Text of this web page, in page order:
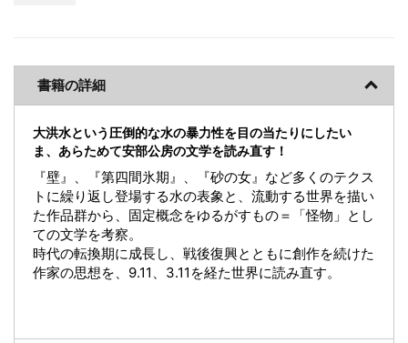
書籍の詳細
大洪水という圧倒的な水の暴力性を目の当たりにしたい
ま、あらためて安部公房の文学を読み直す！
『壁』、『第四間氷期』、『砂の女』など多くのテクス
トに繰り返し登場する水の表象と、流動する世界を描い
た作品群から、固定概念をゆるがすもの＝「怪物」とし
ての文学を考察。
時代の転換期に成長し、戦後復興とともに創作を続けた
作家の思想を、9.11、3.11を経た世界に読み直す。